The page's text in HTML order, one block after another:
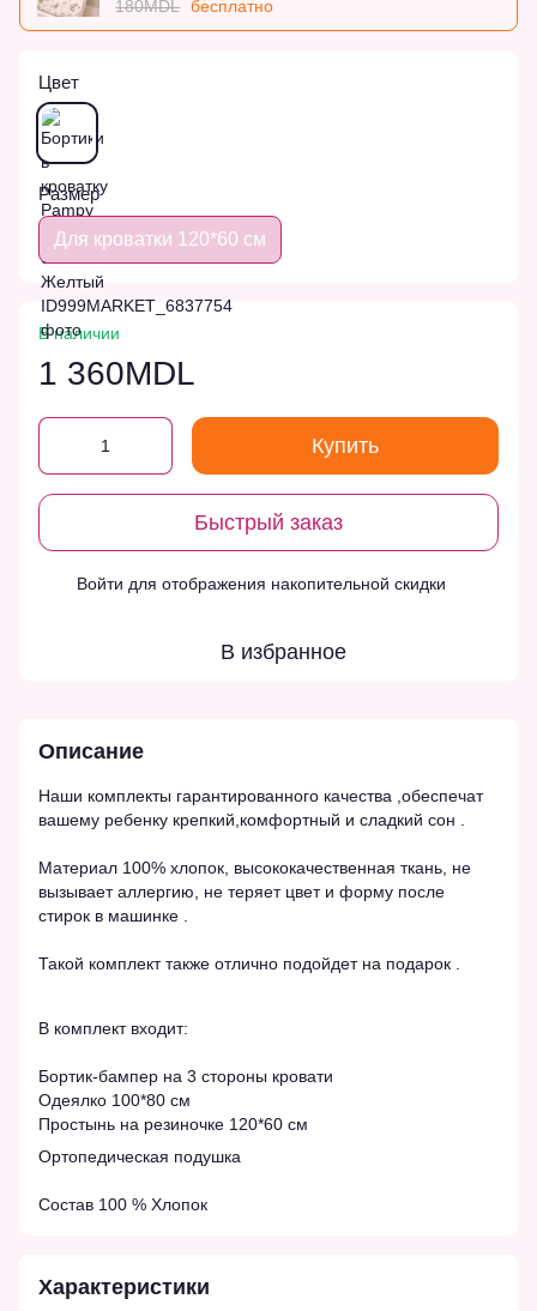
180MDL бесплатно
Цвет
Размер
Для кроватки 120*60 см
В наличии
1 360MDL
Купить
Быстрый заказ
Войти для отображения накопительной скидки
В избранное
Описание
Наши комплекты гарантированного качества ,обеспечат
вашему ребенку крепкий,комфортный и сладкий сон .
Материал 100% хлопок, высококачественная ткань, не
вызывает аллергию, не теряет цвет и форму после
стирок в машинке .
Такой комплект также отлично подойдет на подарок .
В комплект входит:
Бортик-бампер на 3 стороны кровати
Одеялко 100*80 см
Простынь на резиночке 120*60 см
Ортопедическая подушка
Состав 100 % Хлопок
Характеристики